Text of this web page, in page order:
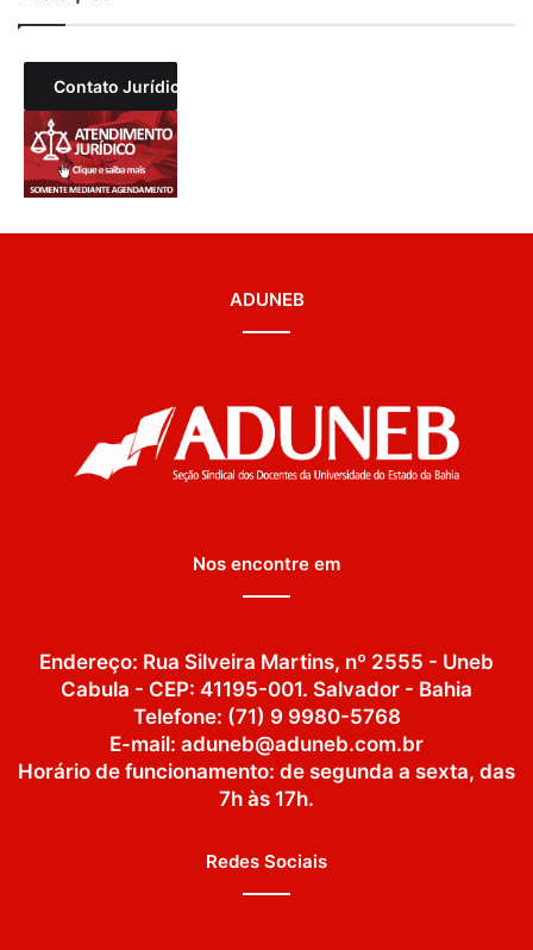
Contato Jurídico
ADUNEB
Nos encontre em
Endereço: Rua Silveira Martins, nº 2555 - Uneb
Cabula - CEP: 41195-001. Salvador - Bahia
Telefone: (71) 9 9980-5768
E-mail: aduneb@aduneb.com.br
Horário de funcionamento: de segunda a sexta, das
7h às 17h.
Redes Sociais